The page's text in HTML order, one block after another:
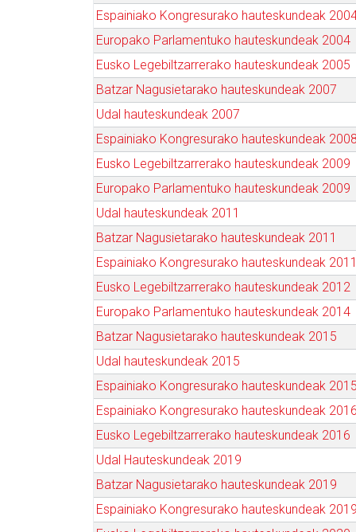
Espainiako Kongresurako hauteskundeak
Europako Parlamentuko hauteskundeak 2004
Eusko Legebiltzarrerako hauteskundeak 2005
Batzar Nagusietarako hauteskundeak 2007
Udal hauteskundeak 2007
Espainiako Kongresurako hauteskundeak 2008
Eusko Legebiltzarrerako hauteskundeak 2009
Europako Parlamentuko hauteskundeak 2009
Udal hauteskundeak 2011
Batzar Nagusietarako hauteskundeak 2011
Espainiako Kongresurako hauteskundeak 2011
Eusko Legebiltzarrerako hauteskundeak 2012
Europako Parlamentuko hauteskundeak 2014
Batzar Nagusietarako hauteskundeak 2015
Udal hauteskundeak 2015
Espainiako Kongresurako hauteskundeak 2015
Espainiako Kongresurako hauteskundeak 2016
Eusko Legebiltzarrerako hauteskundeak 2016
Udal Hauteskundeak 2019
Batzar Nagusietarako hauteskundeak 2019
Espainiako Kongresurako hauteskundeak 2019